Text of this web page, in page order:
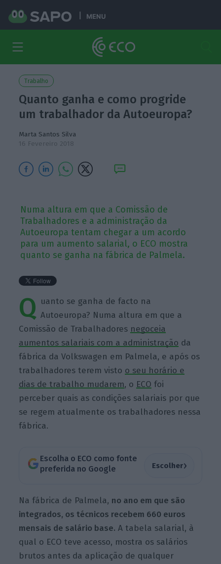
MENU
Trabalho
Quanto ganha e como progride
um trabalhador da Autoeuropa?
Marta Santos Silva
16 Fevereiro 2018
Numa altura em que a Comissão de
Trabalhadores e a administração da
Autoeuropa tentam chegar a um acordo
para um aumento salarial, o ECO mostra
quanto se ganha na fábrica de Palmela.
Q uanto se ganha de facto na
Autoeuropa? Numa altura em que a
Comissão de Trabalhadores negoceia
aumentos salariais com a administração da
fábrica da Volkswagen em Palmela, e após os
trabalhadores terem visto o seu horário e
dias de trabalho mudarem, o ECO foi
perceber quais as condições salariais por que
se regem atualmente os trabalhadores nessa
fábrica.
Escolha o ECO como fonte
preferida no Google
Escolher›
Na fábrica de Palmela, no ano em que são
integrados, os técnicos recebem 660 euros
mensais de salário base. A tabela salarial, à
qual o ECO teve acesso, mostra os salários
brutos antes da aplicação de qualquer